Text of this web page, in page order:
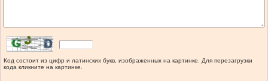
Код состоит из цифр и латинских букв, изображенных на картинке. Для перезагрузки
кода кликните на картинке.